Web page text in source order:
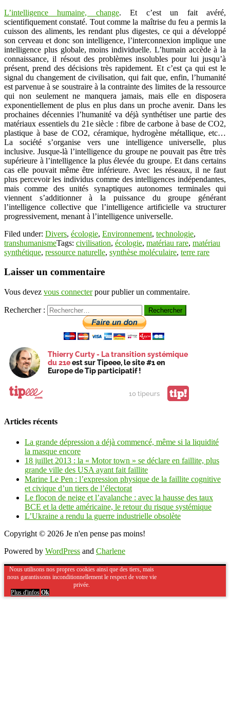
L’intelligence humaine, change. Et c’est un fait avéré,
scientifiquement constaté. Tout comme la maîtrise du feu a permis la
cuisson des aliments, les rendant plus digestes, ce qui a développé
son cerveau et donc son intelligence, l’interconnexion implique une
intelligence plus globale, moins individuelle. L’humain accède à la
connaissance, il résout des problèmes insolubles pour lui jusqu’à
présent, prend des décisions très rapidement. Et c’est ça qui est le
signal du changement de civilisation, qui fait que, enfin, l’humanité
est parvenue à se soustraire à la contrainte des limites de la ressource
qui non seulement ne manquera jamais, mais elle en disposera
exponentiellement de plus en plus dans un proche avenir. Dans les
prochaines décennies l’humanité va déjà synthétiser une partie des
matériaux essentiels du 21e siècle : fibre de carbone à base de CO2,
plastique à base de CO2, céramique, hydrogène métallique, etc…
La société s’organise vers une intelligence universelle, plus
inclusive. Jusque-là l’intelligence du groupe ne pouvait pas être très
supérieure à l’intelligence la plus élevée du groupe. Et dans certains
cas elle pouvait même être inférieure. Avec les réseaux, il ne faut
plus percevoir les individus comme des intelligences indépendantes,
mais comme des unités synaptiques autonomes terminales qui
viennent s’additionner à la puissance du groupe générant
l’intelligence collective que l’intelligence artificielle va structurer
progressivement, menant à l’intelligence universelle.
Filed under: Divers, écologie, Environnement, technologie,
transhumanismeTags: civilisation, écologie, matériau rare, matériau
synthétique, ressource naturelle, synthèse moléculaire, terre rare
Laisser un commentaire
Vous devez vous connecterpour publier un commentaire.
Rechercher :
Thierry Curty - La transition systémique
du 21eest sur Tipeee, le site #1 en
Europe de Tip participatif !
10 tipeurs tip!
Articles récents
La grande dépression a déjà commencé, même si la liquidité
la masque encore
18 juillet 2013 : la « Motor town » se déclare en faillite, plus
grande ville des USA ayant fait faillite
Marine Le Pen : l’expression physique de la faillite cognitive
et civique d’un tiers de l’électorat
Le flocon de neige et l’avalanche : avec la hausse des taux
BCE et la dette américaine, le retour du risque systémique
L’Ukraine a rendu la guerre industrielle obsolète
Copyright © 2026 Je n'en pense pas moins!
Powered by WordPress and Charlene
Nous utilisons nos propres cookies ainsi que des tiers, mais
nous garantissons inconditionnellement le respect de votre vie
privée.
Plus d'infos Ok